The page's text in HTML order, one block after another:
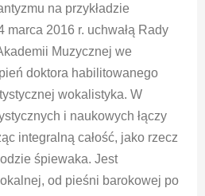
na przykładzie
marca 2016 r. uchwałą Rady
Muzycznej we
doktora habilitowanego
wokalistyka. W
i naukowych łączy
integralną całość, jako rzecz
śpiewaka. Jest
od pieśni barokowej po